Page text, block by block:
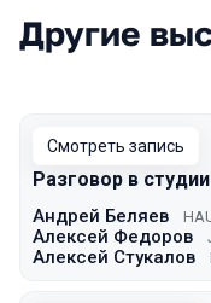
Другие
Смотреть запись
Разговор в
Андрей Беляев
Алексей Федоров
Алексей Стукалов